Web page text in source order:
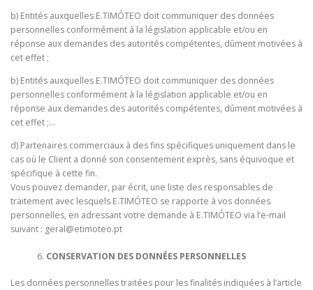
b) Entités auxquelles E.TIMÓTEO doit communiquer des données
personnelles conformément à la législation applicable et/ou en
réponse aux demandes des autorités compétentes, dûment motivées à
cet effet ;
b) Entités auxquelles E.TIMÓTEO doit communiquer des données
personnelles conformément à la législation applicable et/ou en
réponse aux demandes des autorités compétentes, dûment motivées à
cet effet ;…
d) Partenaires commerciaux à des fins spécifiques uniquement dans le
cas où le Client a donné son consentement exprès, sans équivoque et
spécifique à cette fin.
Vous pouvez demander, par écrit, une liste des responsables de
traitement avec lesquels E.TIMÓTEO se rapporte à vos données
personnelles, en adressant votre demande à E.TIMÓTEO via l’e-mail
suivant : geral@etimoteo.pt
CONSERVATION DES DONNÉES PERSONNELLES
Les données personnelles traitées pour les finalités indiquées à l’article